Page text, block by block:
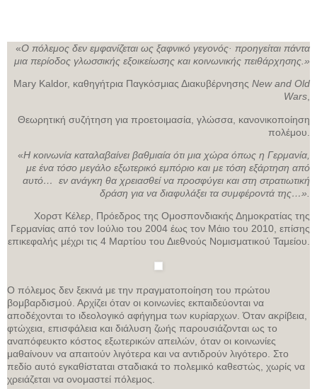
«Ο πόλεμος δεν εμφανίζεται ως ξαφνικό γεγονός· προηγείται πάντα
μια περίοδος γλωσσικής εξοικείωσης και κοινωνικής πειθάρχησης.»
Μary Kaldor, καθηγήτρια Παγκόσμιας Διακυβέρνησης New and Old
Wars,
Θεωρητική συζήτηση για προετοιμασία, γλώσσα, κανονικοποίηση
πολέμου.
«Η κοινωνία καταλαβαίνει βαθμιαία ότι μια χώρα όπως η Γερμανία,
με ένα τόσο μεγάλο εξωτερικό εμπόριο και με τόση εξάρτηση από
αυτό… εν ανάγκη θα χρειασθεί να προσφύγει και στη στρατιωτική
δράση για να διαφυλάξει τα συμφέροντά της…».
Χορστ Κέλερ, Πρόεδρος της Ομοσπονδιακής Δημοκρατίας της
Γερμανίας από τον Ιούλιο του 2004 έως τον Μάιο του 2010, επίσης
επικεφαλής μέχρι τις 4 Μαρτίου του Διεθνούς Νομισματικού Ταμείου.
Ο πόλεμος δεν ξεκινά με την πραγματοποίηση του πρώτου
βομβαρδισμού. Αρχίζει όταν οι κοινωνίες εκπαιδεύονται να
αποδέχονται το ιδεολογικό αφήγημα των κυρίαρχων. Όταν ακρίβεια,
φτώχεια, επισφάλεια και διάλυση ζωής παρουσιάζονται ως το
αναπόφευκτο κόστος εξωτερικών απειλών, όταν οι κοινωνίες
μαθαίνουν να απαιτούν λιγότερα και να αντιδρούν λιγότερο. Στο
πεδίο αυτό εγκαθίσταται σταδιακά το πολεμικό καθεστώς, χωρίς να
χρειάζεται να ονομαστεί πόλεμος.